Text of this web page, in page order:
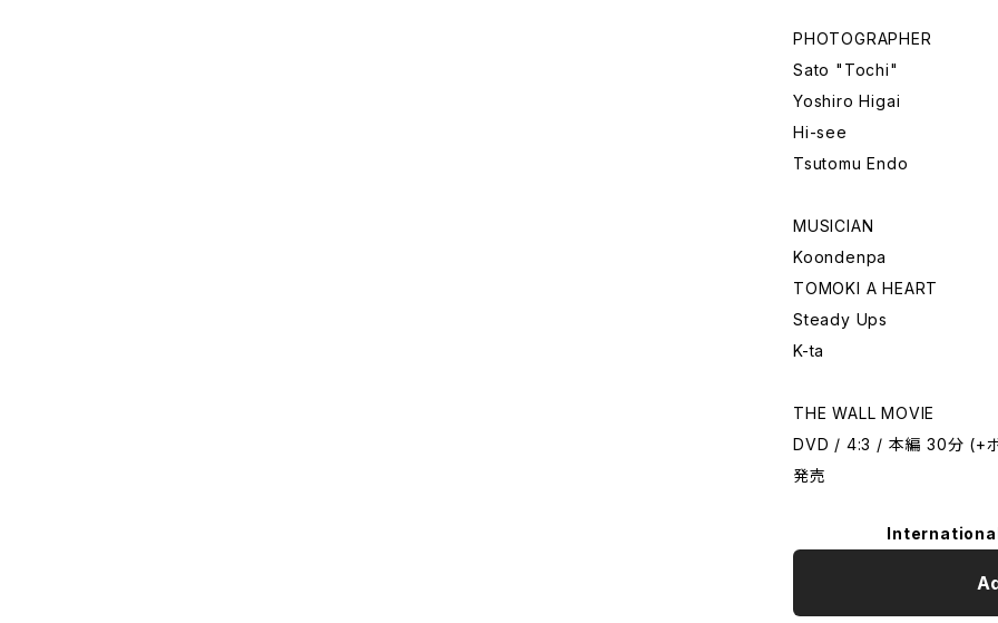
PHOTOGRAPHER
Sato "Tochi"
Yoshiro Higai
Hi-see
Tsutomu Endo
MUSICIAN
Koondenpa
TOMOKI A HEART
Steady Ups
K-ta
THE WALL MOVIE
DVD / 4:3 / 本編 30分 (+
発売